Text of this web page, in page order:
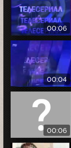
00:06
00:04
00:06